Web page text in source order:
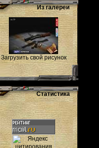
Из галереи
Загрузить свой рисунок
Статистика